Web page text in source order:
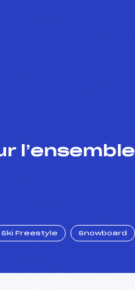
l’ensemble
Ski Freestyle Snowboard